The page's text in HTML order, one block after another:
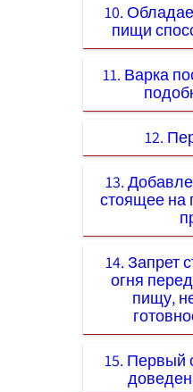
10.
пищи
11. Варка
12.
13.
стоящее на
14. Запрет
огня
пищу,
15. Первый